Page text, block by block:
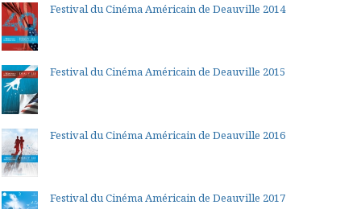
Festival du Cinéma Américain de Deauville 2014
Festival du Cinéma Américain de Deauville 2015
Festival du Cinéma Américain de Deauville 2016
Festival du Cinéma Américain de Deauville 2017